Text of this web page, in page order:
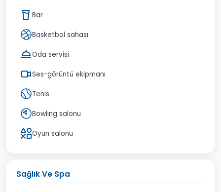
Bar
Basketbol sahası
Oda servisi
Ses-görüntü ekipmanı
Tenis
Bowling salonu
Oyun salonu
Sağlık Ve Spa